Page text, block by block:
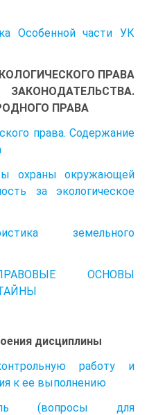
Особенной части УК
ПРАВА
ПРАВА
права. Содержание
охраны окружающей
за экологическое
земельного
ОСНОВЫ
дисциплины
работу и
к ее выполнению
(вопросы для